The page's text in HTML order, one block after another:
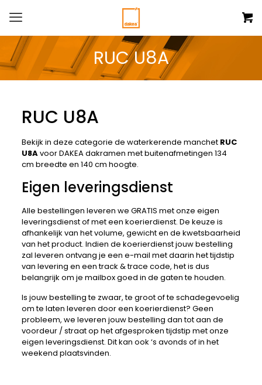
RUC U8A
RUC U8A
Bekijk in deze categorie de waterkerende manchet RUC
U8Avoor DAKEA dakramen met buitenafmetingen 134
cm breedte en 140 cm hoogte.
Eigen leveringsdienst
Alle bestellingen leveren we GRATIS met onze eigen
leveringsdienst of met een koerierdienst. De keuze is
afhankelijk van het volume, gewicht en de kwetsbaarheid
van het product. Indien de koerierdienst jouw bestelling
zal leveren ontvang je een e-mail met daarin het tijdstip
van levering en een track & trace code, het is dus
belangrijk om je mailbox goed in de gaten te houden.
Is jouw bestelling te zwaar, te groot of te schadegevoelig
om te laten leveren door een koerierdienst? Geen
probleem, we leveren jouw bestelling dan tot aan de
voordeur / straat op het afgesproken tijdstip met onze
eigen leveringsdienst. Dit kan ook ‘s avonds of in het
weekend plaatsvinden.